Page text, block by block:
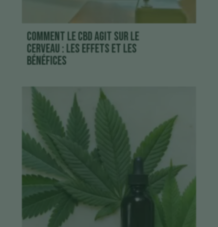
Comment le CBD agit sur le
cerveau : les effets et les
bénéfices